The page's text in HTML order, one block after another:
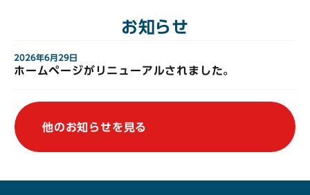
お知らせ
2026年6月29日
ホームページがリニューアルされました。
他のお知らせを見る